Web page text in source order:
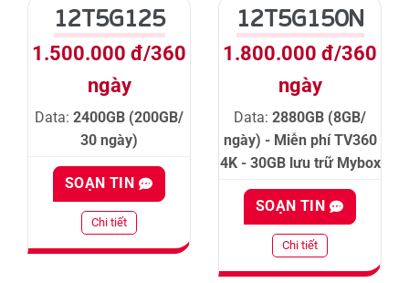
12T5G125
1.500.000 đ/360
ngày
Data: 2400GB (200GB/
30 ngày)
SOẠN TIN
Chi tiết
12T5G150N
1.800.000 đ/360
ngày
Data: 2880GB (8GB/
ngày) - Miễn phí TV360
4K - 30GB lưu trữ Mybox
SOẠN TIN
Chi tiết